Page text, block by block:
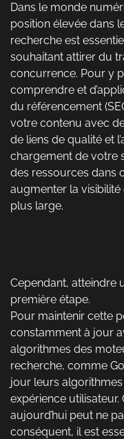
Dans le monde
position élevée dans
recherche est
souhaitant attirer du
concurrence. Pour y
comprendre et
du référencement
votre contenu avec
de liens de qualité et
chargement de votre
des ressources dans
augmenter la
plus large.
Cependant, atteindre
première étape.
Pour maintenir cette
constamment à jour
algorithmes des
recherche, comme
jour leurs
expérience
aujourd’hui peut ne
conséquent, il est